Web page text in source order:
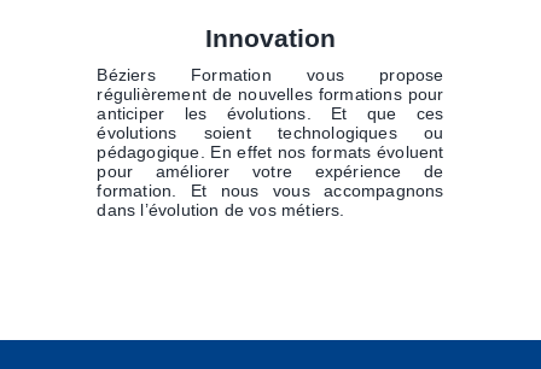
Innovation
Béziers Formation vous propose
régulièrement de nouvelles formations pour
anticiper les évolutions. Et que ces
évolutions soient technologiques ou
pédagogique. En effet nos formats évoluent
pour améliorer votre expérience de
formation. Et nous vous accompagnons
dans l’évolution de vos métiers.